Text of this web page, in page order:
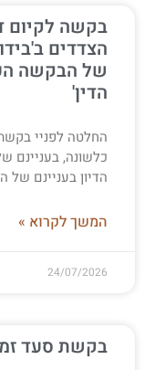
בקשה לקיום
הצדדים
של הבקשה
הדין'
החלטה לפניי
כלשונה, בעניינם
הדיון בעניינם
המשך לקרוא »
24/07/2026
בקשת סעד